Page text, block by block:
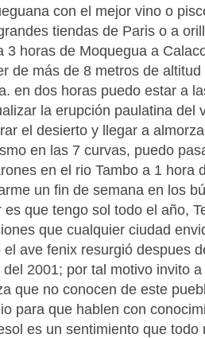
con el mejor vino o
tiendas de Paris o a
3 horas de Moquegua a
de más de 8 metros de
en dos horas puedo estar a
la erupción paulatina del
el desierto y llegar a
en las 7 curvas, puedo
en el rio Tambo a 1 hora
un fin de semana en los
es que tengo sol todo el año,
que cualquier ciudad
el ave fenix resurgió despues
del 2001; por tal motivo invito
que no conocen de este
para que hablen con
es un sentimiento que